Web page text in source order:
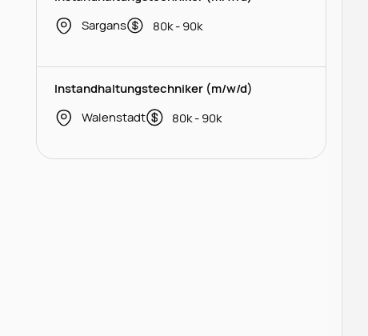
Sargans
80k - 90k
Instandhaltungstechniker (m/w/d)
Walenstadt
80k - 90k